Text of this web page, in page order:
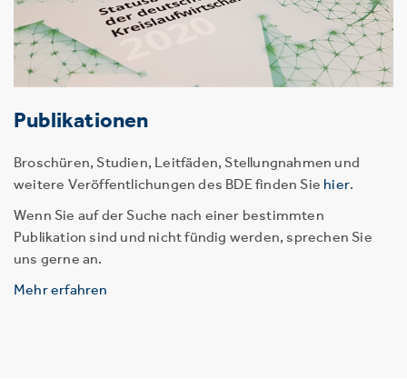
Publikationen
Broschüren, Studien, Leitfäden, Stellungnahmen und
weitere Veröffentlichungen des BDE finden Sie hier.
Wenn Sie auf der Suche nach einer bestimmten
Publikation sind und nicht fündig werden, sprechen Sie
uns gerne an.
Mehr erfahren